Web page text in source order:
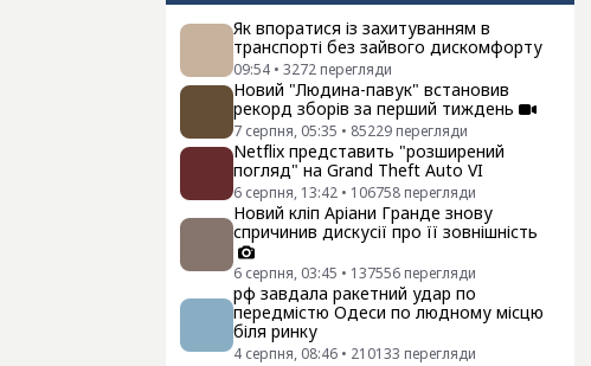
Як впоратися із захитуванням в
транспорті без зайвого дискомфорту
09:54 • 3272 перегляди
Новий "Людина-павук" встановив
рекорд зборів за перший тиждень
7 серпня, 05:35 • 85229 перегляди
Netflix представить "розширений
погляд" на Grand Theft Auto VI
6 серпня, 13:42 • 106758 перегляди
Новий кліп Аріани Гранде знову
спричинив дискусії про її зовнішність
6 серпня, 03:45 • 137556 перегляди
рф завдала ракетний удар по
передмістю Одеси по людному місцю
біля ринку
4 серпня, 08:46 • 210133 перегляди